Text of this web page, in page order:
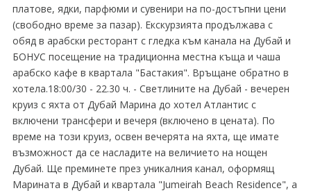
платове, ядки, парфюми и сувенири на по-достъпни цени
(свободно време за пазар). Екскурзията продължава с
обяд в арабски ресторант с гледка към канала на Дубай и
БОНУС посещение на традиционна местна къща и чаша
арабско кафе в квартала "Бастакия". Връщане обратно в
хотела.18:00∕30 - 22.30 ч. - Светлините на Дубай - вечерен
круиз с яхта от Дубай Марина до хотел Атлантис с
включени трансфери и вечеря (включено в цената). По
време на този круиз, освен вечерята на яхта, ще имате
възможност да се насладите на величието на нощен
Дубай. Ще преминете през уникалния канал, оформящ
Марината в Дубай и квартала "Jumeirah Beach Residence", а